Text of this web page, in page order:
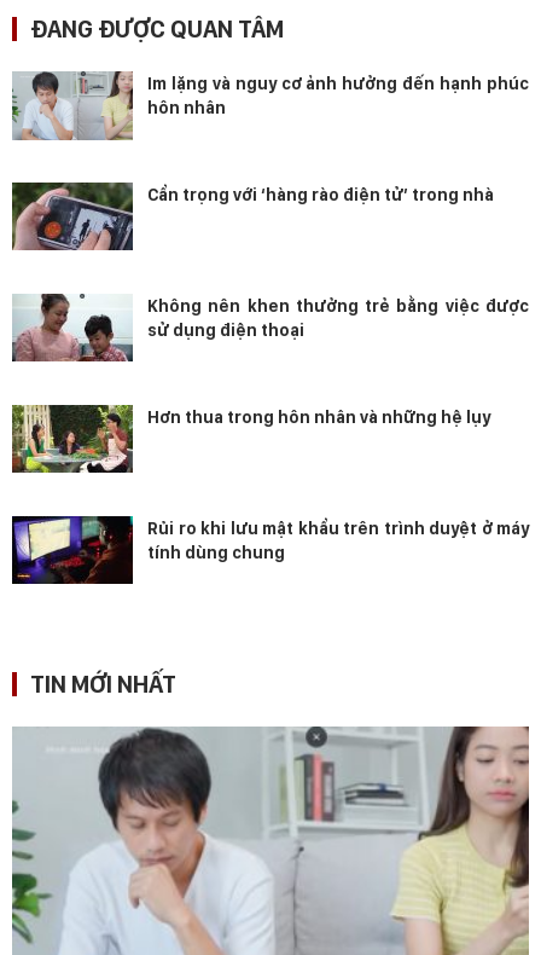
ĐANG ĐƯỢC QUAN TÂM
Im lặng và nguy cơ ảnh hưởng đến hạnh phúc
hôn nhân
Cẩn trọng với ‘hàng rào điện tử’ trong nhà
Không nên khen thưởng trẻ bằng việc được
sử dụng điện thoại
Hơn thua trong hôn nhân và những hệ lụy
Rủi ro khi lưu mật khẩu trên trình duyệt ở máy
tính dùng chung
TIN MỚI NHẤT